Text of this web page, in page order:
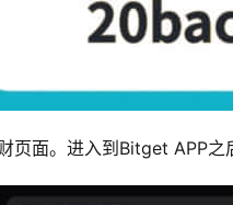
面。进入到Bitget APP之